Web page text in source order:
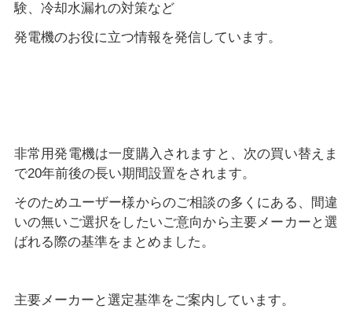
験、冷却水漏れの対策など
発電機のお役に立つ情報を発信しています。
非常用発電機は一度購入されますと、次の買い替えま
で20年前後の長い期間設置をされます。
そのためユーザー様からのご相談の多くにある、間違
いの無いご選択をしたいご意向から主要メーカーと選
ばれる際の基準をまとめました。
主要メーカーと選定基準をご案内しています。